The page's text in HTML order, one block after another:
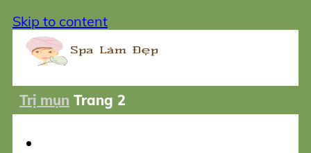
Skip to content
Trị mụn Trang 2